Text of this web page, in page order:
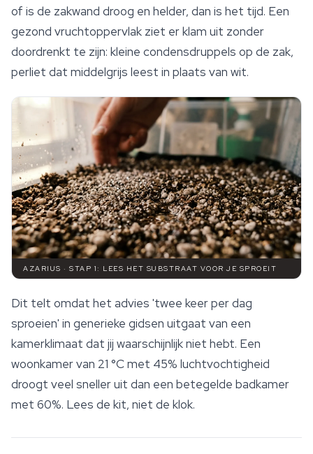
of is de zakwand droog en helder, dan is het tijd. Een
gezond vruchtoppervlak ziet er klam uit zonder
doordrenkt te zijn: kleine condensdruppels op de zak,
perliet dat middelgrijs leest in plaats van wit.
AZARIUS · STAP 1: LEES HET SUBSTRAAT VOOR JE SPROEIT
Dit telt omdat het advies 'twee keer per dag
sproeien' in generieke gidsen uitgaat van een
kamerklimaat dat jij waarschijnlijk niet hebt. Een
woonkamer van 21 °C met 45% luchtvochtigheid
droogt veel sneller uit dan een betegelde badkamer
met 60%. Lees de kit, niet de klok.